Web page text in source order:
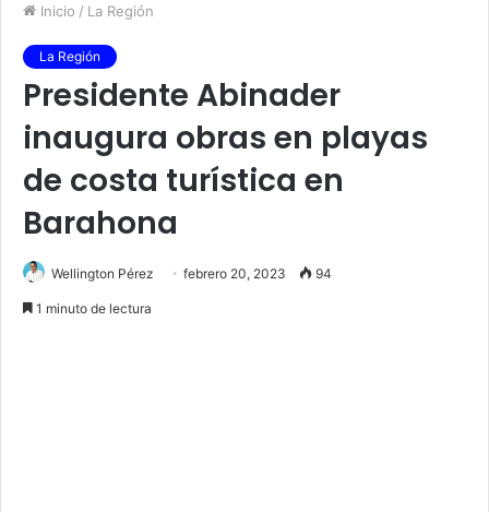
Inicio / La Región
La Región
Presidente Abinader
inaugura obras en playas
de costa turística en
Barahona
Wellington Pérez febrero 20, 2023 94
1 minuto de lectura